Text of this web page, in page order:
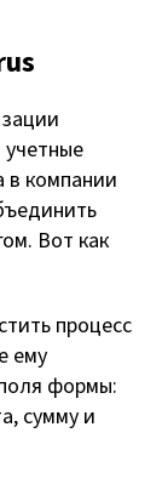
в компании
Вот как
процесс
ему
формы:
сумму и